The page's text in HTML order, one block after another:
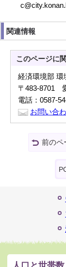
関連情報
このページに
経済環境部
〒483-8701
電話：0587-
お問い合
前のペ